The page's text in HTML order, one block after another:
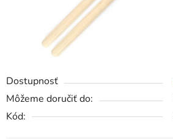
Dostupnosť
Môžeme doručiť do:
Kód: